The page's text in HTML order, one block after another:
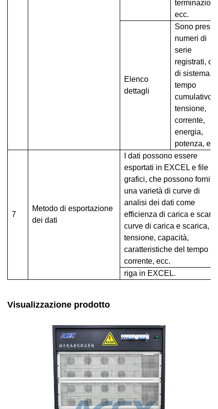
ecc.
Elenco
dettagli
Sono
numeri di
serie
registrati,
di sistema,
tempo
cumulativo,
tensione,
corrente,
energia,
potenza,
7
Metodo di esportazione
dei dati
I dati possono essere
esportati in EXCEL e file
grafici, che possono fornire
una varietà di curve di
analisi dei dati come
efficienza di carica e
curve di carica e scarica,
tensione, capacità,
caratteristiche del tempo
corrente, ecc.
riga in EXCEL.
Visualizzazione prodotto